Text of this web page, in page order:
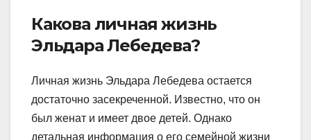
Какова личная жизнь
Эльдара Лебедева?
Личная жизнь Эльдара Лебедева остается
достаточно засекреченной. Известно, что он
был женат и имеет двое детей. Однако
детальная информация о его семейной жизни